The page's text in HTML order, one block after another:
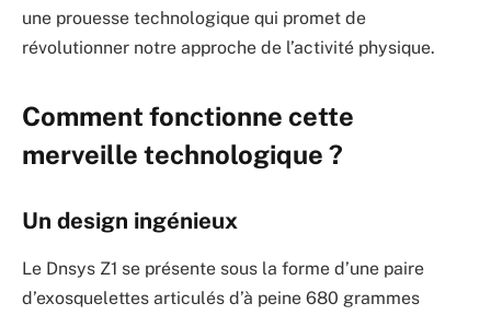
une prouesse technologique qui promet de
révolutionner notre approche de l’activité physique.
Comment fonctionne cette
merveille technologique ?
Un design ingénieux
Le Dnsys Z1 se présente sous la forme d’une paire
d’exosquelettes articulés d’à peine 680 grammes